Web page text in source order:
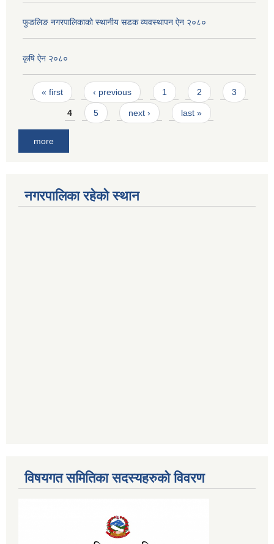
फुङलिङ नगरपालिकाको स्थानीय सडक व्यवस्थापन ऐन २०८०
कृषि ऐन २०८०
Pages
« first ‹ previous 1 2 3
4 5 next › last »
more
नगरपालिका रहेको स्थान
विषयगत समितिका सदस्यहरुको विवरण